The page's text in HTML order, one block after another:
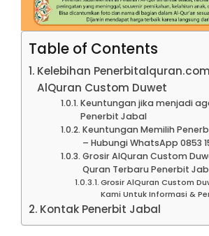
Table of Contents
Kelebihan
AlQuran Custom Duwet
Keuntungan jika menjadi
Penerbit Jabal
Keuntungan Memilih
– Hubungi WhatsApp 0853
Grosir AlQuran Custom
Quran Terbaru Penerbit
Grosir AlQuran Custom
Kami Untuk Informasi &
Kontak Penerbit Jabal